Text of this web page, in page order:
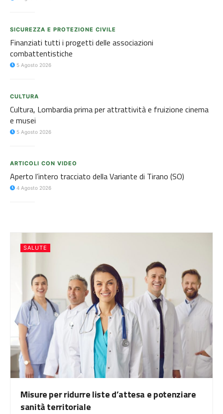
SICUREZZA E PROTEZIONE CIVILE
Finanziati tutti i progetti delle associazioni
combattentistiche
5 Agosto 2026
CULTURA
Cultura, Lombardia prima per attrattività e fruizione cinema
e musei
5 Agosto 2026
ARTICOLI CON VIDEO
Aperto l’intero tracciato della Variante di Tirano (SO)
4 Agosto 2026
SALUTE
Misure per ridurre liste d’attesa e potenziare
sanità territoriale